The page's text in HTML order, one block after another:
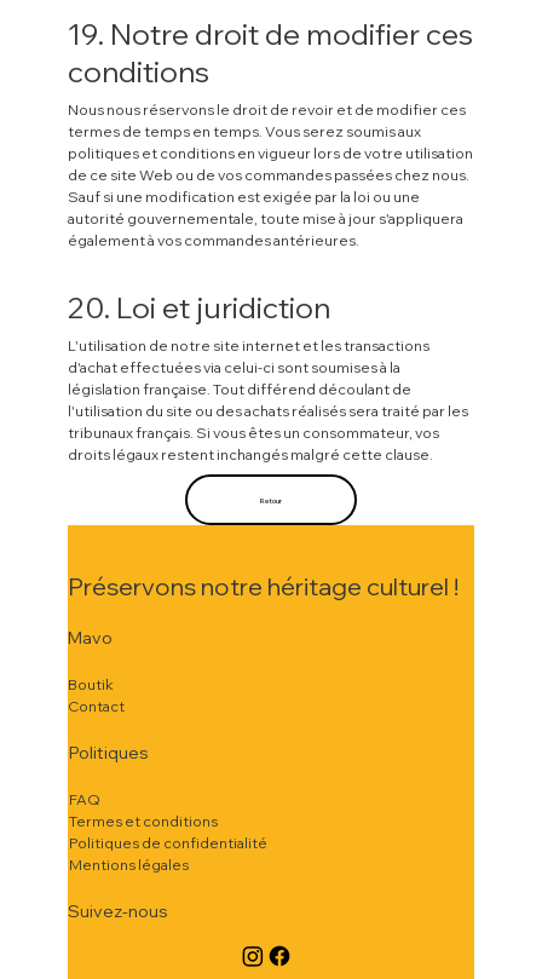
19. Notre droit de modifier ces
conditions
Nous nous réservons le droit de revoir et de modifier ces
termes de temps en temps. Vous serez soumis aux
politiques et conditions en vigueur lors de votre utilisation
de ce site Web ou de vos commandes passées chez nous.
Sauf si une modification est exigée par la loi ou une
autorité gouvernementale, toute mise à jour s'appliquera
également à vos commandes antérieures.
20. Loi et juridiction
L'utilisation de notre site internet et les transactions
d'achat effectuées via celui-ci sont soumises à la
législation française. Tout différend découlant de
l'utilisation du site ou des achats réalisés sera traité par les
tribunaux français. Si vous êtes un consommateur, vos
droits légaux restent inchangés malgré cette clause.
Retour
Préservons notre héritage culturel !
Mavo
Boutik
Contact
Politiques
FAQ
Termes et conditions
Politiques de confidentialité
Mentions légales
Suivez-nous